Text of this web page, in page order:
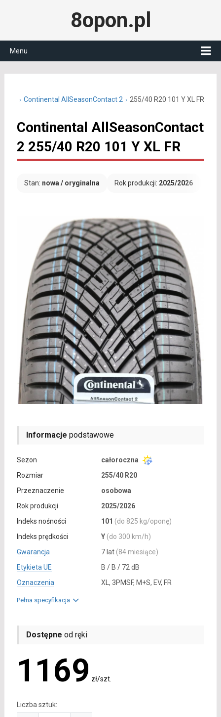
8opon.pl
Menu
Continental AllSeasonContact 2 255/40 R20 101 Y XL FR
Continental AllSeasonContact
2 255/40 R20 101 Y XL FR
Stan: nowa / oryginalna Rok produkcji: 2025/2026
Informacje podstawowe
Sezon
całoroczna
Rozmiar
255/40 R20
Przeznaczenie
osobowa
Rok produkcji
2025/2026
Indeks nośności
101 (do 825 kg/oponę)
Indeks prędkości
Y (do 300 km/h)
Gwarancja
7 lat (84 miesiące)
Etykieta UE
B / B / 72 dB
Oznaczenia
XL, 3PMSF, M+S, EV, FR
Pełna specyfikacja
Dostępne od ręki
1169 zł/szt.
Liczba sztuk: